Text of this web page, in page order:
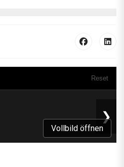
Vollbild öffnen